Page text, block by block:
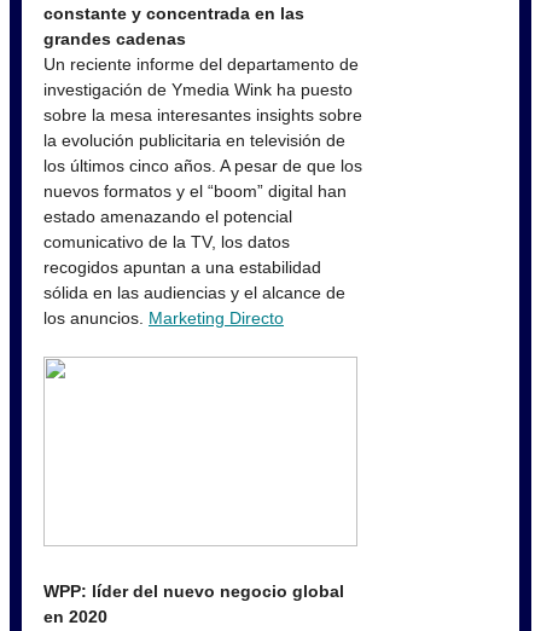
constante y concentrada en las
grandes cadenas
Un reciente informe del departamento de
investigación de Ymedia Wink ha puesto
sobre la mesa interesantes insights sobre
la evolución publicitaria en televisión de
los últimos cinco años. A pesar de que los
nuevos formatos y el “boom” digital han
estado amenazando el potencial
comunicativo de la TV, los datos
recogidos apuntan a una estabilidad
sólida en las audiencias y el alcance de
los anuncios. Marketing Directo
WPP: líder del nuevo negocio global
en 2020